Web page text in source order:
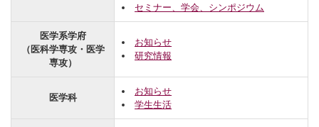
セミナー、学会、シンポジウム
医学系学府
（医科学専攻・医学
専攻）
お知らせ
研究情報
医学科
お知らせ
学生生活